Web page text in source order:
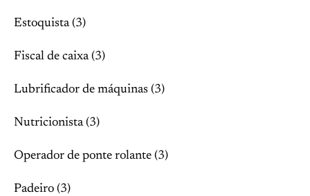
Estoquista (3)
Fiscal de caixa (3)
Lubrificador de máquinas (3)
Nutricionista (3)
Operador de ponte rolante (3)
Padeiro (3)